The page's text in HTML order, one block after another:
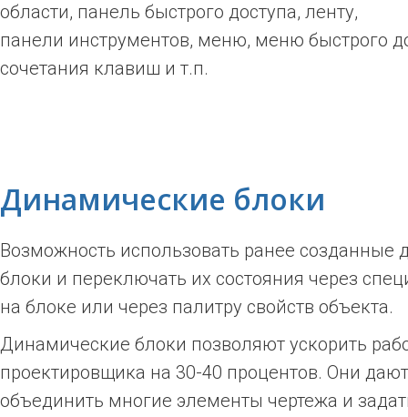
области, панель быстрого доступа, ленту,
панели инструментов, меню, меню быстрого
сочетания клавиш и т.п.
Динамические блоки
Возможность использовать ранее созданные
блоки и переключать их состояния через
на блоке или через палитру свойств объекта.
Динамические блоки позволяют ускорить
проектировщика на 30-40 процентов. Они
объединить многие элементы чертежа и